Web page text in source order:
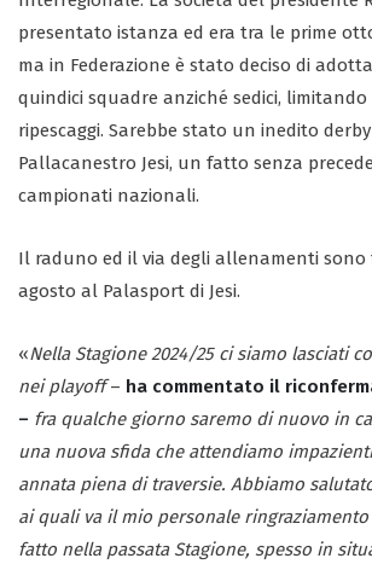
presentato istanza ed era tra le prime
ma in Federazione è stato deciso di
quindici squadre anziché sedici,
ripescaggi. Sarebbe stato un inedito
Pallacanestro Jesi, un fatto senza
campionati nazionali.
Il raduno ed il via degli allenamenti sono
agosto al Palasport di Jesi.
«Nella Stagione 2024/25 ci siamo lasciati
nei playoff– ha commentato il
– fra qualche giorno saremo di nuovo in
una nuova sfida che attendiamo
annata piena di traversie. Abbiamo
ai quali va il mio personale
fatto nella passata Stagione, spesso in